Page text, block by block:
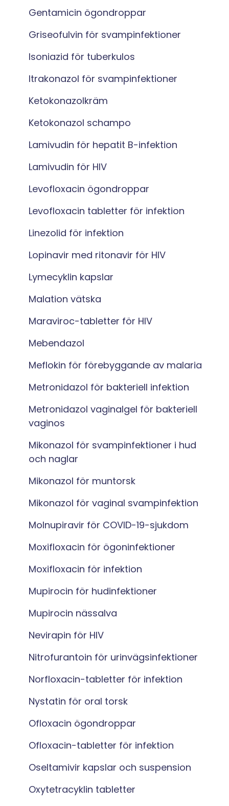
Gentamicin ögondroppar
Griseofulvin för svampinfektioner
Isoniazid för tuberkulos
Itrakonazol för svampinfektioner
Ketokonazolkräm
Ketokonazol schampo
Lamivudin för hepatit B-infektion
Lamivudin för HIV
Levofloxacin ögondroppar
Levofloxacin tabletter för infektion
Linezolid för infektion
Lopinavir med ritonavir för HIV
Lymecyklin kapslar
Malation vätska
Maraviroc-tabletter för HIV
Mebendazol
Meflokin för förebyggande av malaria
Metronidazol för bakteriell infektion
Metronidazol vaginalgel för bakteriell
vaginos
Mikonazol för svampinfektioner i hud
och naglar
Mikonazol för muntorsk
Mikonazol för vaginal svampinfektion
Molnupiravir för COVID-19-sjukdom
Moxifloxacin för ögoninfektioner
Moxifloxacin för infektion
Mupirocin för hudinfektioner
Mupirocin nässalva
Nevirapin för HIV
Nitrofurantoin för urinvägsinfektioner
Norfloxacin-tabletter för infektion
Nystatin för oral torsk
Ofloxacin ögondroppar
Ofloxacin-tabletter för infektion
Oseltamivir kapslar och suspension
Oxytetracyklin tabletter